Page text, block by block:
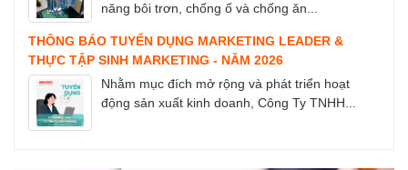
năng bôi trơn, chống ố và chống ăn...
THÔNG BÁO TUYỂN DỤNG MARKETING LEADER &
THỰC TẬP SINH MARKETING - NĂM 2026
Nhằm mục đích mở rộng và phát triển hoạt
động sản xuất kinh doanh, Công Ty TNHH...